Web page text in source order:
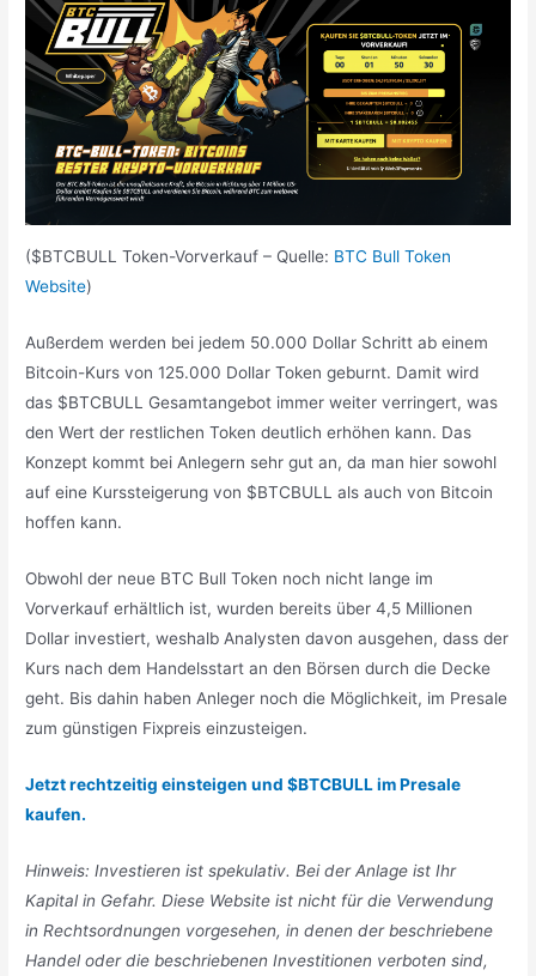
($BTCBULL Token-Vorverkauf – Quelle: BTC Bull Token
Website)
Außerdem werden bei jedem 50.000 Dollar Schritt ab einem
Bitcoin-Kurs von 125.000 Dollar Token geburnt. Damit wird
das $BTCBULL Gesamtangebot immer weiter verringert, was
den Wert der restlichen Token deutlich erhöhen kann. Das
Konzept kommt bei Anlegern sehr gut an, da man hier sowohl
auf eine Kurssteigerung von $BTCBULL als auch von Bitcoin
hoffen kann.
Obwohl der neue BTC Bull Token noch nicht lange im
Vorverkauf erhältlich ist, wurden bereits über 4,5 Millionen
Dollar investiert, weshalb Analysten davon ausgehen, dass der
Kurs nach dem Handelsstart an den Börsen durch die Decke
geht. Bis dahin haben Anleger noch die Möglichkeit, im Presale
zum günstigen Fixpreis einzusteigen.
Jetzt rechtzeitig einsteigen und $BTCBULL im Presale
kaufen.
Hinweis: Investieren ist spekulativ. Bei der Anlage ist Ihr
Kapital in Gefahr. Diese Website ist nicht für die Verwendung
in Rechtsordnungen vorgesehen, in denen der beschriebene
Handel oder die beschriebenen Investitionen verboten sind,